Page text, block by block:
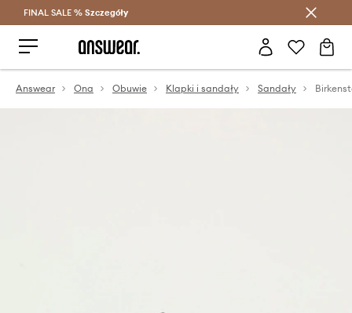
Oszczędzaj z Answear Club >
FINAL SALE % Szczegóły
Answear Ona Obuwie Klapki i sandały Sandały